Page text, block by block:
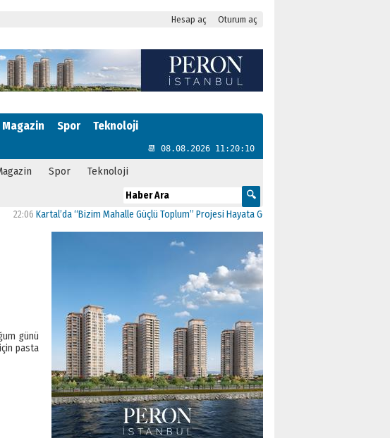
Hesap aç Oturum aç
Magazin Spor Teknoloji
📆 08.08.2026 11:20:10
Spor Teknoloji
Kartal’da “Bizim Mahalle Güçlü Toplum” Projesi Hayata Geçti 11:41
günü
pasta